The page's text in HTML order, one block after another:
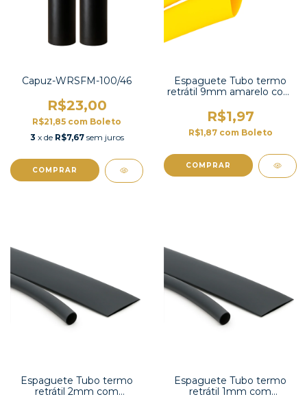
Capuz-WRSFM-100/46
R$23,00
R$21,85 com Boleto
3 x de R$7,67 sem juros
COMPRAR
Espaguete Tubo termo
retrátil 9mm amarelo com
S/G
R$1,97
R$1,87 com Boleto
COMPRAR
Espaguete Tubo termo
retrátil 2mm com
Espaguete Tubo termo
retrátil 1mm com